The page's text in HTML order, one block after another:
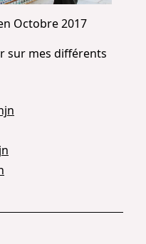
Octobre 2017
sur mes différents